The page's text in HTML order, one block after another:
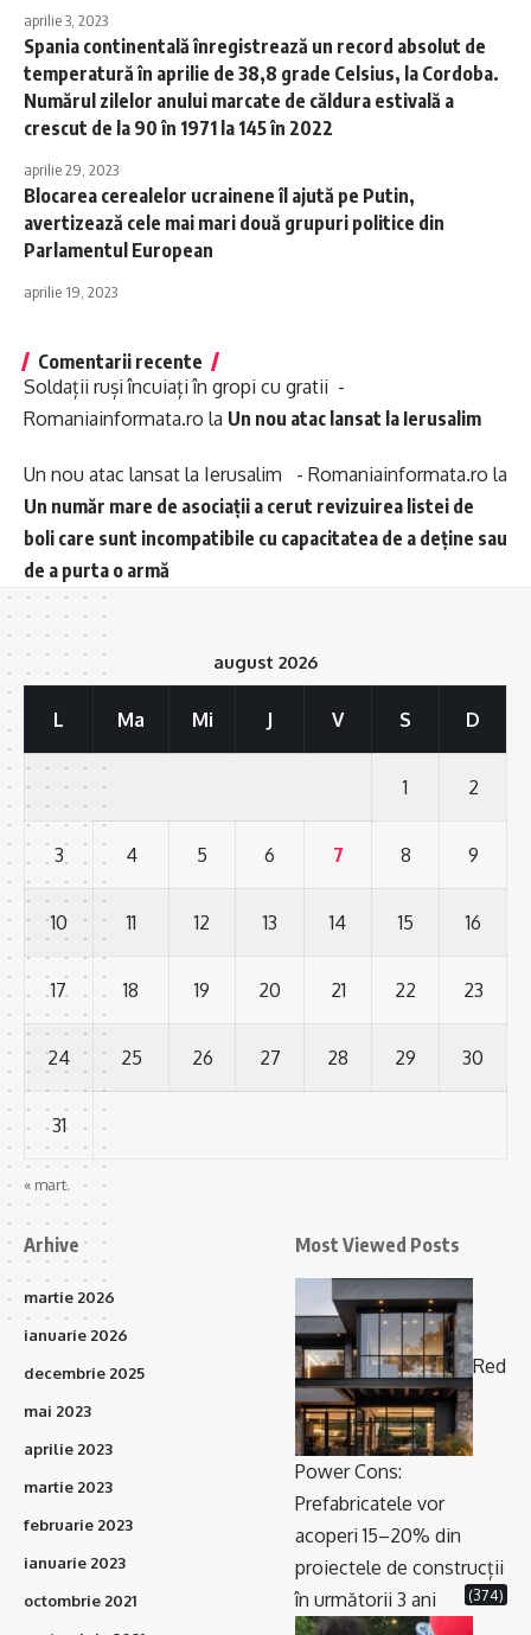
aprilie 3, 2023
Spania continentală înregistrează un record absolut de
temperatură în aprilie de 38,8 grade Celsius, la Cordoba.
Numărul zilelor anului marcate de căldura estivală a
crescut de la 90 în 1971 la 145 în 2022
aprilie 29, 2023
Blocarea cerealelor ucrainene îl ajută pe Putin,
avertizează cele mai mari două grupuri politice din
Parlamentul European
aprilie 19, 2023
Comentarii recente
Soldații ruși încuiați în gropi cu gratii -
Romaniainformata.ro la Un nou atac lansat la Ierusalim
Un nou atac lansat la Ierusalim - Romaniainformata.ro la
Un număr mare de asociații a cerut revizuirea listei de
boli care sunt incompatibile cu capacitatea de a deține sau
de a purta o armă
august 2026
L Ma Mi J V S D
1 2
3 4 5 6 7 8 9
10 11 12 13 14 15 16
17 18 19 20 21 22 23
24 25 26 27 28 29 30
31
« mart.
Arhive
martie 2026
ianuarie 2026
decembrie 2025
mai 2023
aprilie 2023
martie 2023
februarie 2023
ianuarie 2023
octombrie 2021
Most Viewed Posts
Red
Power Cons:
Prefabricatele vor
acoperi 15–20% din
proiectele de construcții
în următorii 3 ani
(374)